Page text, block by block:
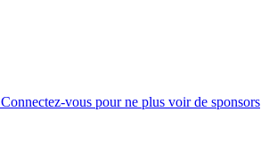
Connectez-vous pour ne plus voir de sponsors